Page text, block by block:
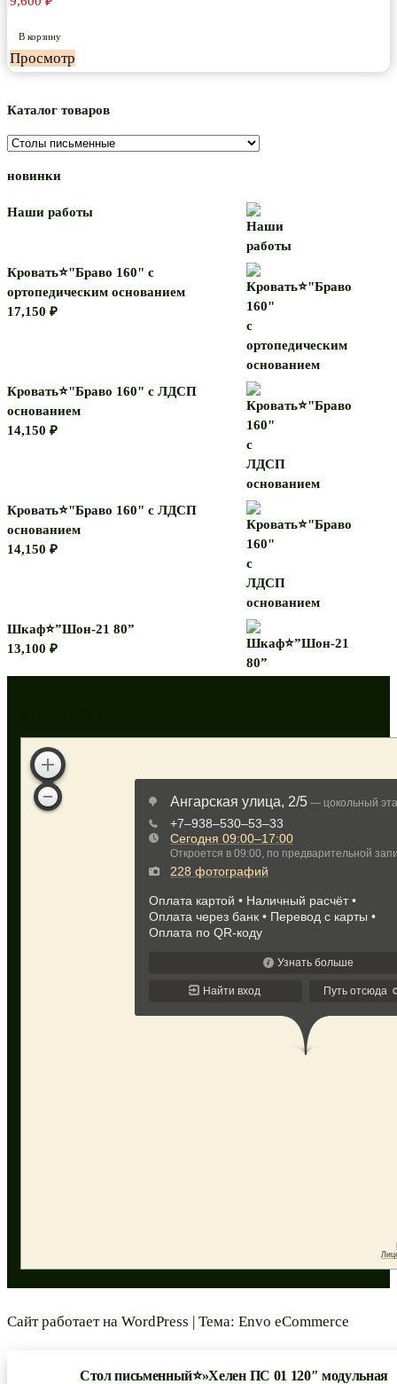
В корзину
Просмотр
Каталог товаров
новинки
Наши работы
Кровать⭐"Браво 160" с
ортопедическим основанием
17,150 ₽
Кровать⭐"Браво 160" с ЛДСП
основанием
14,150 ₽
Кровать⭐"Браво 160" с ЛДСП
основанием
14,150 ₽
Шкаф⭐”Шон-21 80”
13,100 ₽
Сайт работает на WordPress | Тема: Envo eCommerce
Стол письменный⭐»Хелен ПС 01 120″ модульная